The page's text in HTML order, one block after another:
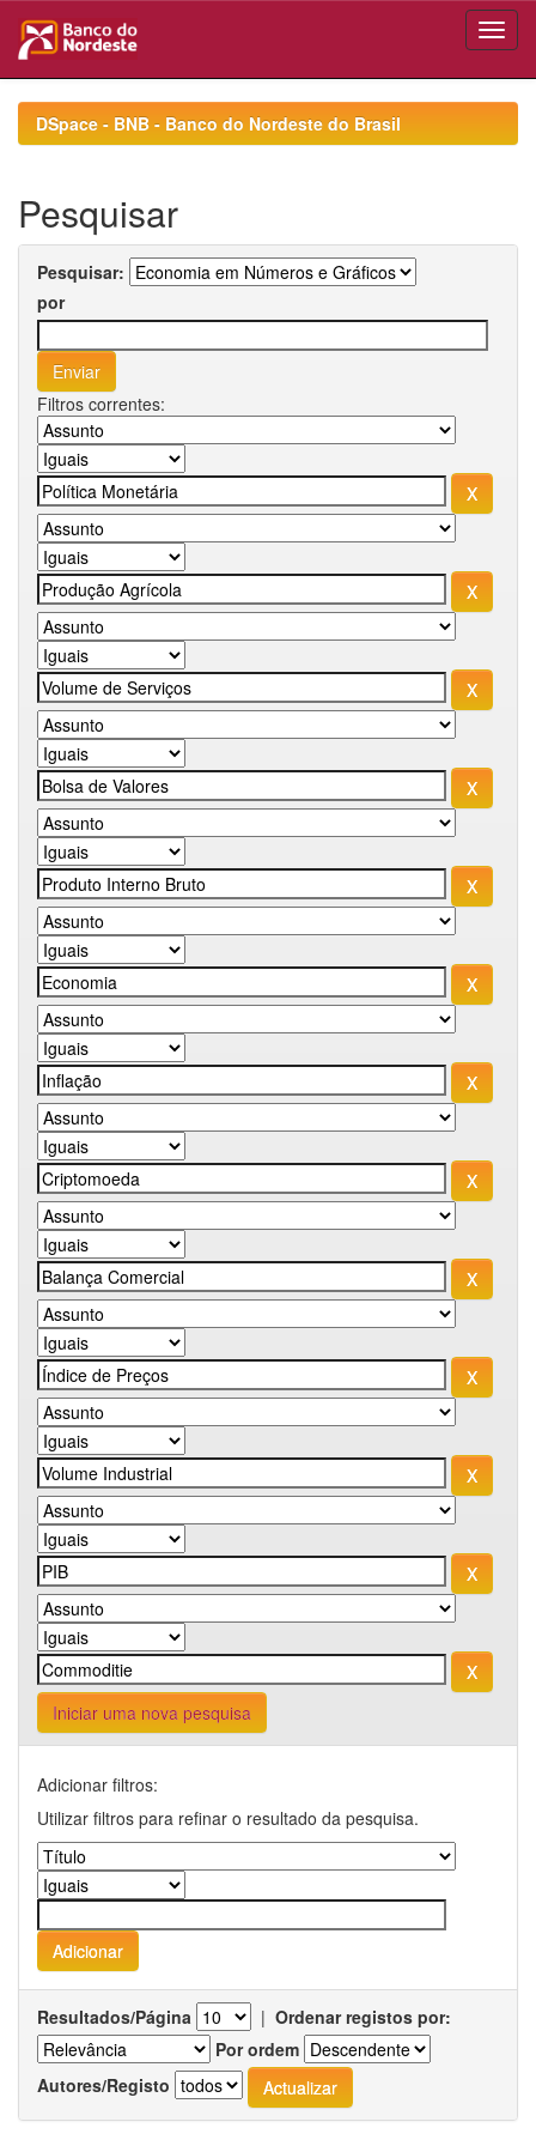
navigationDSpace - BNB - Banco do Nordeste do Brasil
Pesquisar
Pesquisar:
por
Filtros correntes:
Iniciar uma nova pesquisa
Adicionar filtros:
Utilizar filtros para refinar o resultado da pesquisa.
Resultados/Página | Ordenar registos por:
Por ordem
Autores/Registo